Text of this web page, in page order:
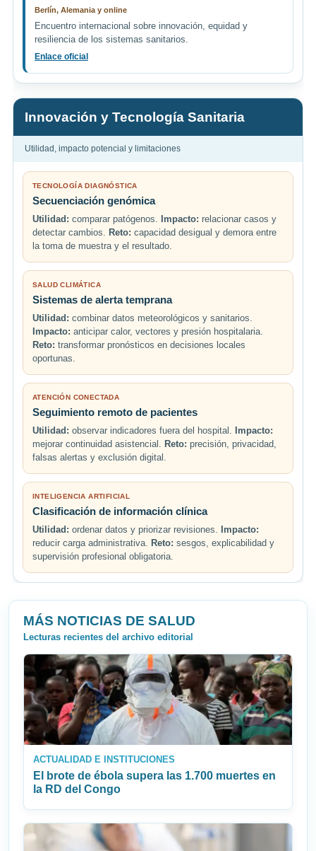
Berlín, Alemania y online
Encuentro internacional sobre innovación, equidad y
resiliencia de los sistemas sanitarios.
Enlace oficial
Innovación y Tecnología Sanitaria
Utilidad, impacto potencial y limitaciones
TECNOLOGÍA DIAGNÓSTICA
Secuenciación genómica
Utilidad: comparar patógenos. Impacto: relacionar casos y
detectar cambios. Reto: capacidad desigual y demora entre
la toma de muestra y el resultado.
SALUD CLIMÁTICA
Sistemas de alerta temprana
Utilidad: combinar datos meteorológicos y sanitarios.
Impacto: anticipar calor, vectores y presión hospitalaria.
Reto: transformar pronósticos en decisiones locales
oportunas.
ATENCIÓN CONECTADA
Seguimiento remoto de pacientes
Utilidad: observar indicadores fuera del hospital. Impacto:
mejorar continuidad asistencial. Reto: precisión, privacidad,
falsas alertas y exclusión digital.
INTELIGENCIA ARTIFICIAL
Clasificación de información clínica
Utilidad: ordenar datos y priorizar revisiones. Impacto:
reducir carga administrativa. Reto: sesgos, explicabilidad y
supervisión profesional obligatoria.
MÁS NOTICIAS DE SALUD
Lecturas recientes del archivo editorial
ACTUALIDAD E INSTITUCIONES
El brote de ébola supera las 1.700 muertes en
la RD del Congo